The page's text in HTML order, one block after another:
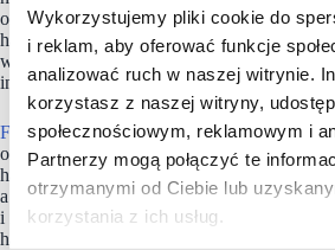
Wykorzystujemy pliki cookie do
i reklam, aby oferować funkcje
analizować ruch w naszej witrynie.
korzystasz z naszej witryny,
społecznościowym, reklamowym i
Partnerzy mogą połączyć te
otrzymanymi od Ciebie lub
korzystania z ich usług.
oraz rentowności projektów,
handlowych jak również obsługę ich
współpracuje zarówno z polskimi, jak i
inwestorami.
Firmama w swoim portfolio łącznie ponad
oraz realizowanych projektów
handlowych o łącznej powierzchni ponad 1
a obecnie jest w trakcie procesu
i rekomercjalizacji kilkudziesięciu centrów i
handlowych na terenie całego kraju.